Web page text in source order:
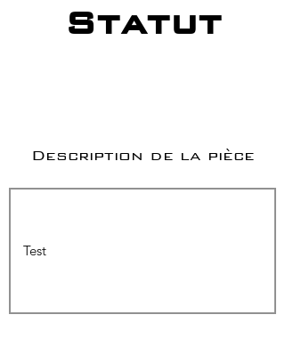
Statut
Description de la pièce